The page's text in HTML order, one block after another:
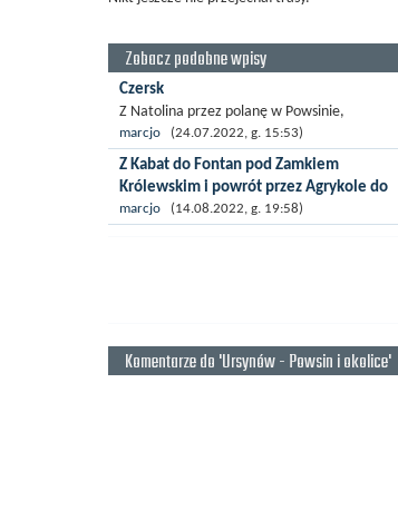
Zobacz podobne wpisy
Czersk
Z Natolina przez polanę w Powsinie,
Konstancin do Czerska i powrót wzdłuż wałów
aż do Kępy Okrzewskiej, przez stary Powsin i
Korbońskiego w górę na...
marcjo (24.07.2022, g. 15:53)
Z Kabat do Fontan pod Zamkiem
Królewskim i powrót przez Agrykole do
metra
marcjo (14.08.2022, g. 19:58)
Komentarze do 'Ursynów - Powsin i okolice'